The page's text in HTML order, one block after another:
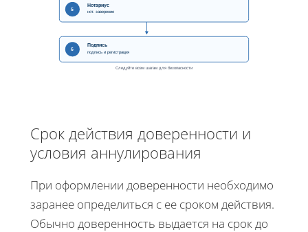
5
Нотариус
нот. заверение
6
Подпись
подпись и регистрация
Следуйте всем шагам для безопасности
Срок действия доверенности и
условия аннулирования
При оформлении доверенности необходимо
заранее определиться с ее сроком действия.
Обычно доверенность выдается на срок до